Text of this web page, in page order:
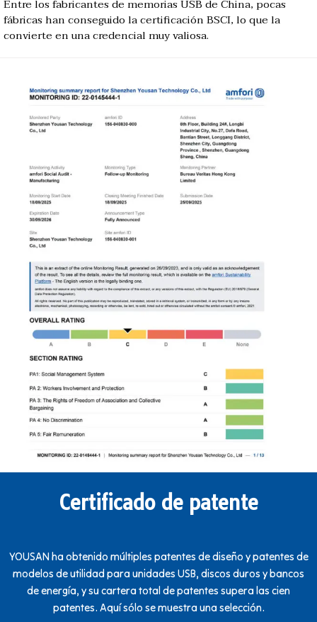
Entre los fabricantes de memorias USB de China, pocas
fábricas han conseguido la certificación BSCI, lo que la
convierte en una credencial muy valiosa.
Certificado de patente
YOUSAN ha obtenido múltiples patentes de diseño y patentes de
modelos de utilidad para unidades USB, discos duros y bancos
de energía, y su cartera total de patentes supera las cien
patentes. Aquí sólo se muestra una selección.